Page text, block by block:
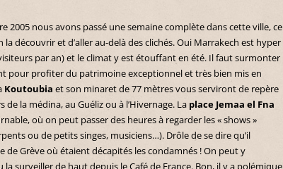
2005 nous avons passé une semaine complète dans cette ville, ce
découvrir et d’aller au-delà des clichés. Oui Marrakech est hyper
par an) et le climat y est étouffant en été. Il faut surmonter
pour profiter du patrimoine exceptionnel et très bien mis en
Koutoubia et son minaret de 77 mètres vous serviront de repère
la médina, au Guéliz ou à l’Hivernage. La place Jemaa el Fna
où on peut passer des heures à regarder les « shows »
ou de petits singes, musiciens…). Drôle de se dire qu’il
de Grève où étaient décapités les condamnés ! On peut y
surveiller de haut depuis le Café de France. Bon, il y a polémique